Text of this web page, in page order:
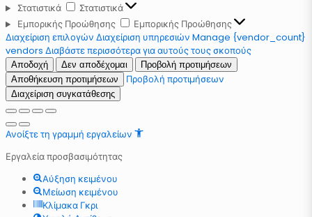
Στατιστικά
Στατιστικά
Εμπορικής Προώθησης
Εμπορικής Προώθησης
Διαχείριση επιλογών Διαχείριση υπηρεσιών Manage {vendor_count}
vendors Διαβάστε περισσότερα για αυτούς τους σκοπούς
Αποδοχή Δεν αποδέχομαι
Προβολή προτιμήσεων
Αποθήκευση προτιμήσεων
Προβολή προτιμήσεων
Διαχείριση συγκατάθεσης
Ανοίξτε τη γραμμή εργαλείων
Εργαλεία προσβασιμότητας
Αύξηση κειμένου
Μείωση κειμένου
Κλίμακα Γκρι